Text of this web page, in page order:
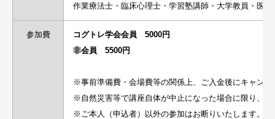
作業療法士・臨床心理士・学習塾講師・大学教員・医師
参加費
コグトレ学会会員 5000円
非会員 5500円
※事前準備費・会場費等の関係上、ご入金後にキャン
※自然災害等で講座自体が中止になった場合に限り、
※ご本人（申込者）以外の参加はお断りいたします。